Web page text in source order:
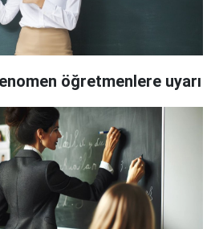
öğretmenlere uyarı